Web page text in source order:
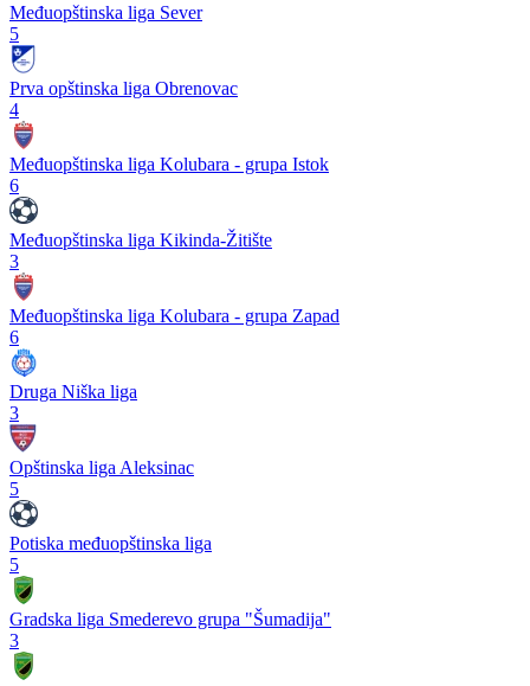
Međuopštinska liga Sever
5
Prva opštinska liga Obrenovac
4
Međuopštinska liga Kolubara - grupa Istok
6
Međuopštinska liga Kikinda-Žitište
3
Međuopštinska liga Kolubara - grupa Zapad
6
Druga Niška liga
3
Opštinska liga Aleksinac
5
Potiska međuopštinska liga
5
Gradska liga Smederevo grupa "Šumadija"
3